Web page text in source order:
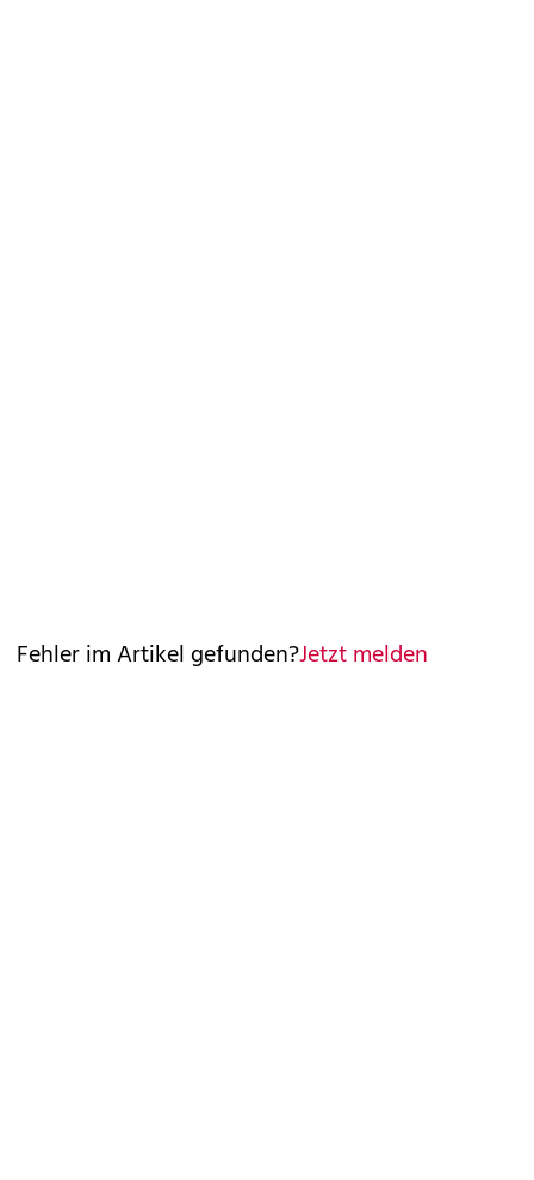
Fehler im Artikel gefunden?Jetzt melden